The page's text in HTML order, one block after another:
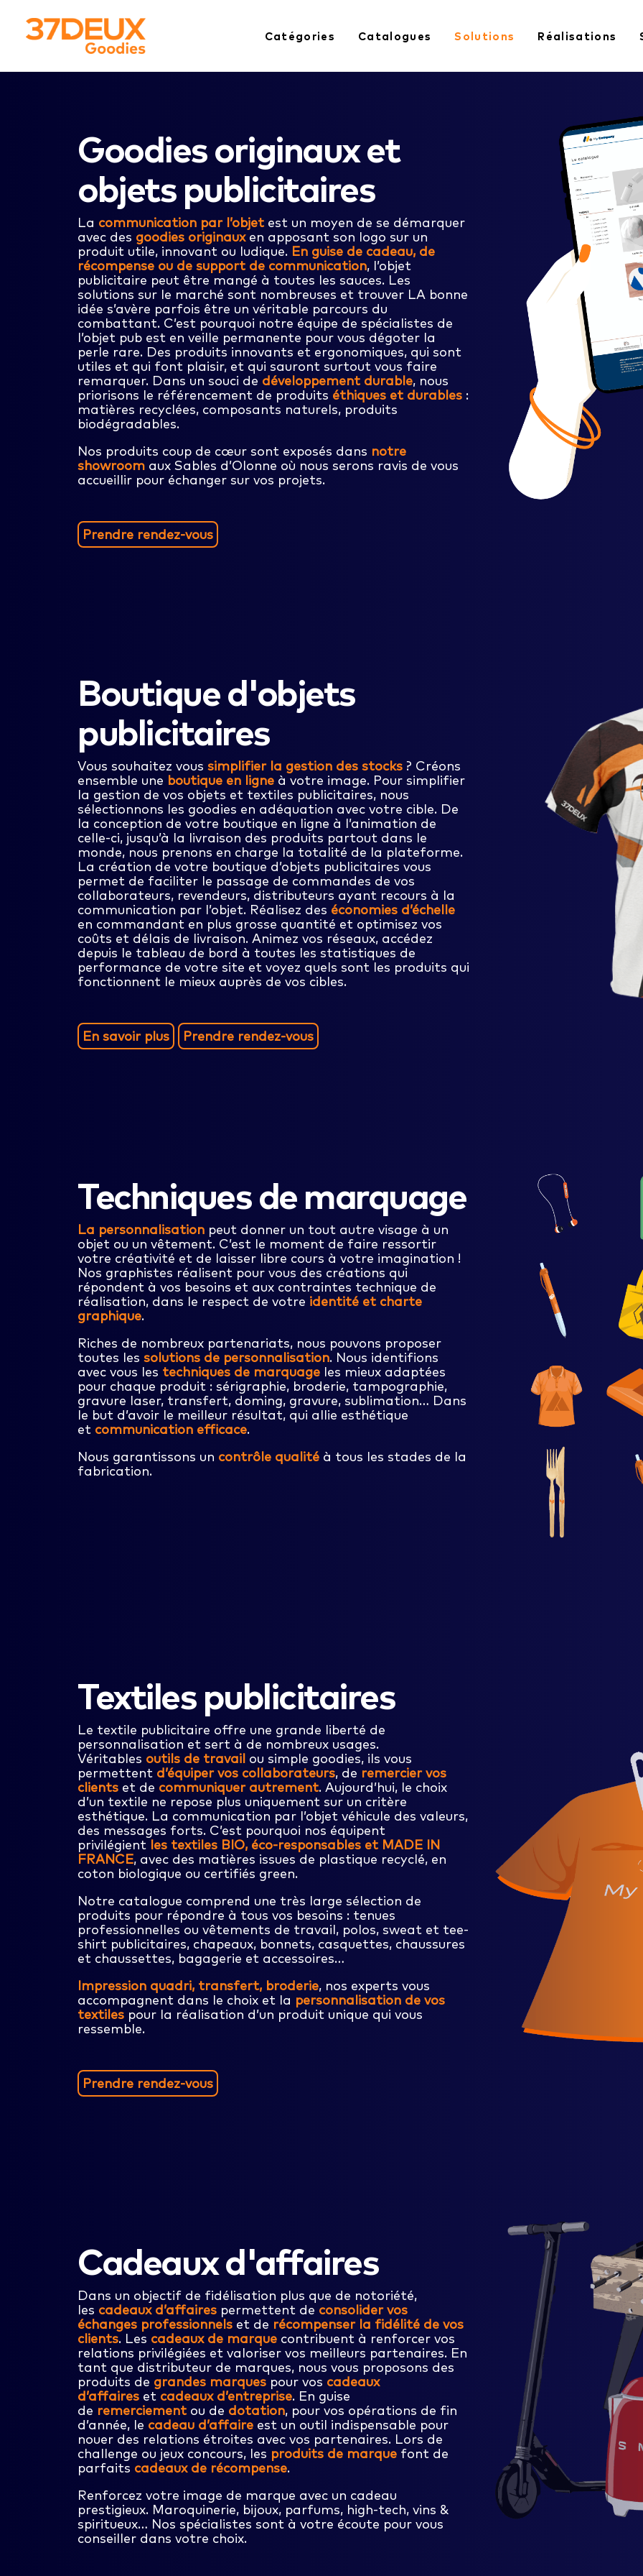
Catégories Catalogues Solutions Réalisations
Goodies originaux et
objets publicitaires
La communication par l’objetest un moyen de se démarquer
avec des goodies originauxen apposant son logo sur un
produit utile, innovant ou ludique. En guise de cadeau, de
récompense ou de support de communication, l’objet
publicitaire peut être mangé à toutes les sauces. Les
solutions sur le marché sont nombreuses et trouver LA bonne
idée s’avère parfois être un véritable parcours du
combattant. C’est pourquoi notre équipe de spécialistes de
l’objet pub est en veille permanente pour vous dégoter la
perle rare. Des produits innovants et ergonomiques, qui sont
utiles et qui font plaisir, et qui sauront surtout vous faire
remarquer. Dans un souci de développement durable, nous
priorisons le référencement de produits éthiques et durables :
matières recyclées, composants naturels, produits
biodégradables.
Nos produits coup de cœur sont exposés dans notre
showroom aux Sables d’Olonne où nous serons ravis de vous
accueillir pour échanger sur vos projets.
Prendre rendez-vous
Boutique d'objets
publicitaires
Vous souhaitez vous simplifier la gestion des stocks ? Créons
ensemble une boutique en ligne à votre image. Pour simplifier
la gestion de vos objets et textiles publicitaires, nous
sélectionnons les goodies en adéquation avec votre cible. De
la conception de votre boutique en ligne à l’animation de
celle-ci, jusqu’à la livraison des produits partout dans le
monde, nous prenons en charge la totalité de la plateforme.
La création de votre boutique d’objets publicitaires vous
permet de faciliter le passage de commandes de vos
collaborateurs, revendeurs, distributeurs ayant recours à la
communication par l’objet. Réalisez des économies d’échelle
en commandant en plus grosse quantité et optimisez vos
coûts et délais de livraison. Animez vos réseaux, accédez
depuis le tableau de bord à toutes les statistiques de
performance de votre site et voyez quels sont les produits qui
fonctionnent le mieux auprès de vos cibles.
En savoir plus Prendre rendez-vous
Techniques de marquage
La personnalisation peut donner un tout autre visage à un
objet ou un vêtement. C’est le moment de faire ressortir
votre créativité et de laisser libre cours à votre imagination !
Nos graphistes réalisent pour vous des créations qui
répondent à vos besoins et aux contraintes technique de
réalisation, dans le respect de votre identité et charte
graphique.
Riches de nombreux partenariats, nous pouvons proposer
toutes les solutions de personnalisation. Nous identifions
avec vous les techniques de marquage les mieux adaptées
pour chaque produit : sérigraphie, broderie, tampographie,
gravure laser, transfert, doming, gravure, sublimation… Dans
le but d’avoir le meilleur résultat, qui allie esthétique
et communication efficace.
Nous garantissons un contrôle qualité à tous les stades de la
fabrication.
Textiles publicitaires
Le textile publicitaire offre une grande liberté de
personnalisation et sert à de nombreux usages.
Véritables outils de travail ou simple goodies, ils vous
permettent d’équiper vos collaborateurs, de remercier vos
clients et de communiquer autrement. Aujourd’hui, le choix
d’un textile ne repose plus uniquement sur un critère
esthétique. La communication par l’objet véhicule des valeurs,
des messages forts. C’est pourquoi nos équipent
privilégient les textiles BIO, éco-responsables et MADE IN
FRANCE, avec des matières issues de plastique recyclé, en
coton biologique ou certifiés green.
Notre catalogue comprend une très large sélection de
produits pour répondre à tous vos besoins : tenues
professionnelles ou vêtements de travail, polos, sweat et tee-
shirt publicitaires, chapeaux, bonnets, casquettes, chaussures
et chaussettes, bagagerie et accessoires…
Impression quadri, transfert, broderie, nos experts vous
accompagnent dans le choix et la personnalisation de vos
textiles pour la réalisation d’un produit unique qui vous
ressemble.
Prendre rendez-vous
Cadeaux d'affaires
Dans un objectif de fidélisation plus que de notoriété,
les cadeaux d’affaires permettent de consolider vos
échanges professionnels et de récompenser la fidélité de vos
clients. Les cadeaux de marque contribuent à renforcer vos
relations privilégiées et valoriser vos meilleurs partenaires. En
tant que distributeur de marques, nous vous proposons des
produits de grandes marques pour vos cadeaux
d’affaires et cadeaux d’entreprise. En guise
de remerciementou de dotation, pour vos opérations de fin
d’année, le cadeau d’affaire est un outil indispensable pour
nouer des relations étroites avec vos partenaires. Lors de
challenge ou jeux concours, les produits de marque font de
parfaits cadeaux de récompense.
Renforcez votre image de marque avec un cadeau
prestigieux. Maroquinerie, bijoux, parfums, high-tech, vins &
spiritueux… Nos spécialistes sont à votre écoute pour vous
conseiller dans votre choix.